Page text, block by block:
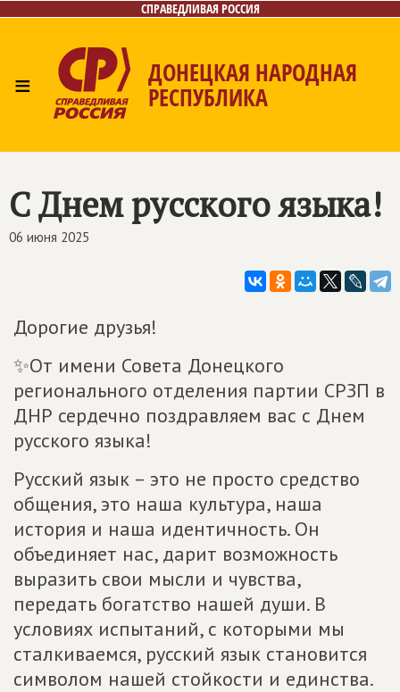
СПРАВЕДЛИВАЯ РОССИЯ
≡ ДОНЕЦКАЯ НАРОДНАЯ
РЕСПУБЛИКА
С Днем русского языка!
06 июня 2025
Дорогие друзья!
✨От имени Совета Донецкого
регионального отделения партии СРЗП в
ДНР сердечно поздравляем вас с Днем
русского языка!
Русский язык – это не просто средство
общения, это наша культура, наша
история и наша идентичность. Он
объединяет нас, дарит возможность
выразить свои мысли и чувства,
передать богатство нашей души. В
условиях испытаний, с которыми мы
сталкиваемся, русский язык становится
символом нашей стойкости и единства.